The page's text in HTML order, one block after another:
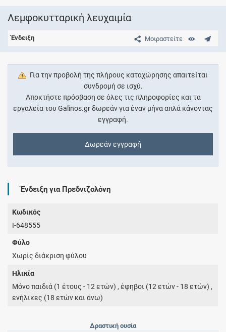
Λεμφοκυτταρική λευχαιμία
Μοιραστείτε
Ένδειξη
Για την προβολή της πλήρους καταχώρησης απαιτείται
συνδρομή σε ισχύ.
Αποκτήστε πρόσβαση σε όλες τις πληροφορίες και τα
εργαλεία του Galinos.gr δωρεάν για έναν μήνα απλά κάνοντας
εγγραφή.
Δωρεάν εγγραφή
Ένδειξη για Πρεδνιζολόνη
Κωδικός
I-648555
Φύλο
Χωρίς διάκριση φύλου
Ηλικία
Μόνο παιδιά (1 έτους - 12 ετών) , έφηβοι (12 ετών - 18 ετών) ,
ενήλικες (18 ετών και άνω)
Δραστική ουσία